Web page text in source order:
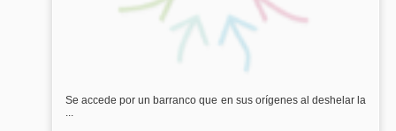
Se accede por un barranco que en sus orígenes al deshelar la
...